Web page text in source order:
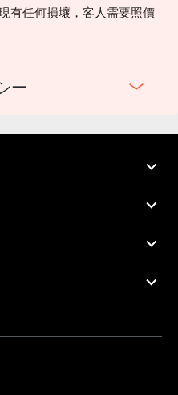
有任何損壞，客人需要照價
ー